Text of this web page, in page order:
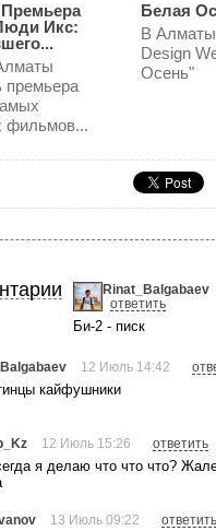
Икс:
премьера
фильмов...
Белая
В Алматы
Design
Осень"
Rinat_Balgabaev
ответить
Би-2 - писк
12 Июль 14:42
кайфушники
12 Июль 15:26 ответить
я делаю что что что?
13 Июль 09:22 ответить